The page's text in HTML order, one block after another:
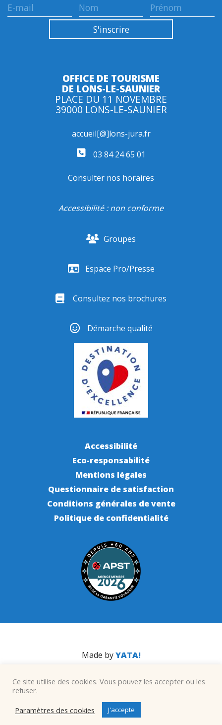
OFFICE DE TOURISME
DE LONS-LE-SAUNIER
PLACE DU 11 NOVEMBRE
39000 LONS-LE-SAUNIER
accueil[@]lons-jura.fr
03 84 24 65 01
Consulter nos horaires
Accessibilité : non conforme
Groupes
Espace Pro/Presse
Consultez nos brochures
Démarche qualité
Accessibilité
Eco-responsabilité
Mentions légales
Questionnaire de satisfaction
Conditions générales de vente
Politique de confidentialité
Made byYATA!
Ce site utilise des cookies. Vous pouvez les accepter ou les
refuser.
Paramètres des cookies
J'accepte